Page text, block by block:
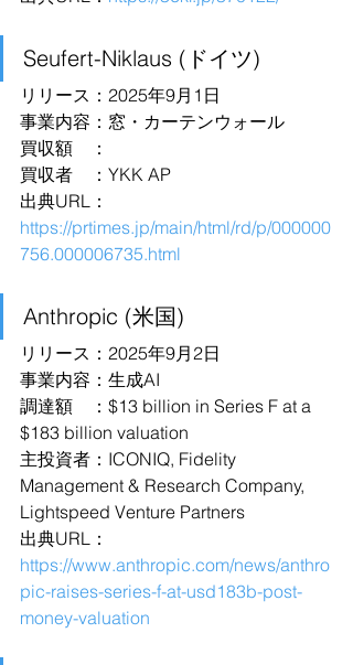
Seufert-Niklaus (ドイツ)
リリース：2025年9月1日
事業内容：窓・カーテンウォール
買収額　：
買収者　：YKK AP
出典URL：
https://prtimes.jp/main/html/rd/p/000000
756.000006735.html
Anthropic (米国)
リリース：2025年9月2日
事業内容：生成AI
調達額　：$13 billion in Series F at a
$183 billion valuation
主投資者：ICONIQ, Fidelity
Management & Research Company,
Lightspeed Venture Partners
出典URL：
https://www.anthropic.com/news/anthro
pic-raises-series-f-at-usd183b-post-
money-valuation